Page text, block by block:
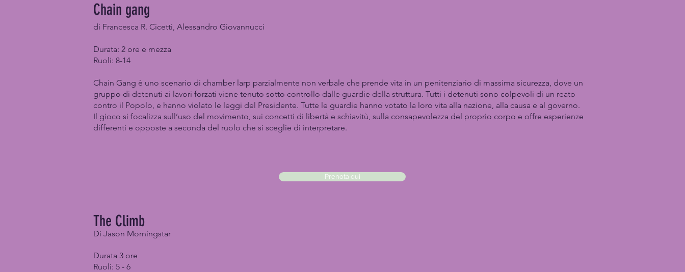
Chain gang
di Francesca R. Cicetti, Alessandro Giovannucci
Durata: 2 ore e mezza
Ruoli: 8-14
Chain Gang è uno scenario di chamber larp parzialmente non verbale che prende vita in un penitenziario di massima sicurezza, dove un
gruppo di detenuti ai lavori forzati viene tenuto sotto controllo dalle guardie della struttura. Tutti i detenuti sono colpevoli di un reato
contro il Popolo, e hanno violato le leggi del Presidente. Tutte le guardie hanno votato la loro vita alla nazione, alla causa e al governo.
Il gioco si focalizza sull’uso del movimento, sui concetti di libertà e schiavitù, sulla consapevolezza del proprio corpo e offre esperienze
differenti e opposte a seconda del ruolo che si sceglie di interpretare.
The Climb
Di Jason Morningstar
Durata 3 ore
Ruoli: 5 - 6
Prenota qui